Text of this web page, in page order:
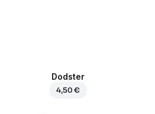
Dodster
4,50 €